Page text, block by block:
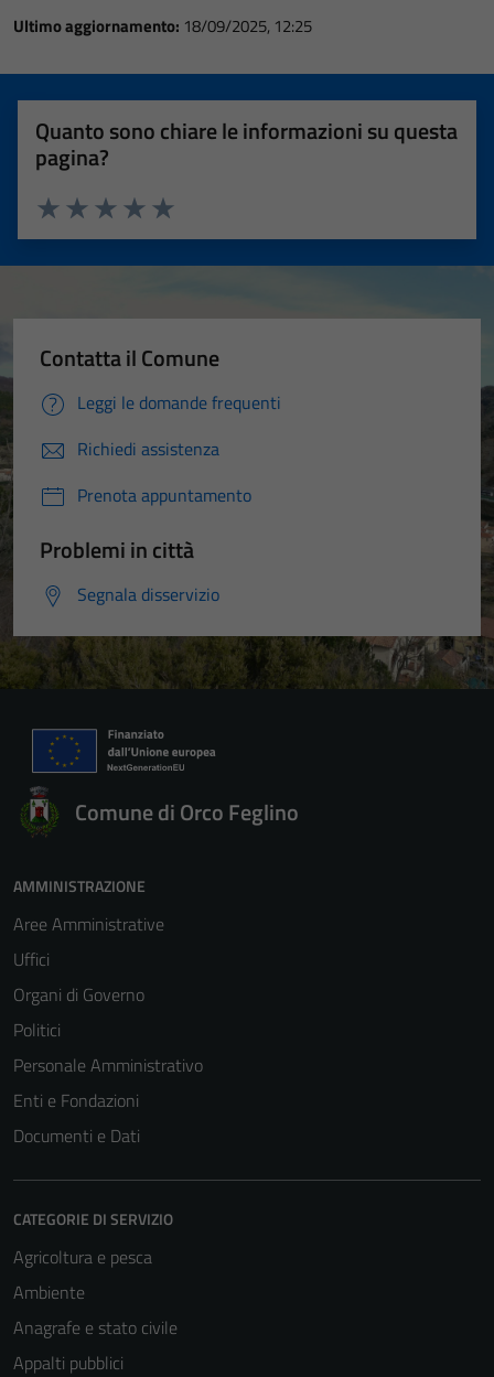
Ultimo aggiornamento: 18/09/2025, 12:25
Quanto sono chiare le informazioni su questa
pagina?
Valuta 5 stelle su 5
Valuta 4 stelle su 5
Valuta 3 stelle su 5
Valuta 2 stelle su 5
Valuta 1 stelle su 5
Contatta il Comune
Leggi le domande frequenti
Richiedi assistenza
Prenota appuntamento
Problemi in città
Segnala disservizio
Comune di Orco Feglino
AMMINISTRAZIONE
Aree Amministrative
Uffici
Organi di Governo
Politici
Personale Amministrativo
Enti e Fondazioni
Documenti e Dati
CATEGORIE DI SERVIZIO
Agricoltura e pesca
Ambiente
Anagrafe e stato civile
Appalti pubblici